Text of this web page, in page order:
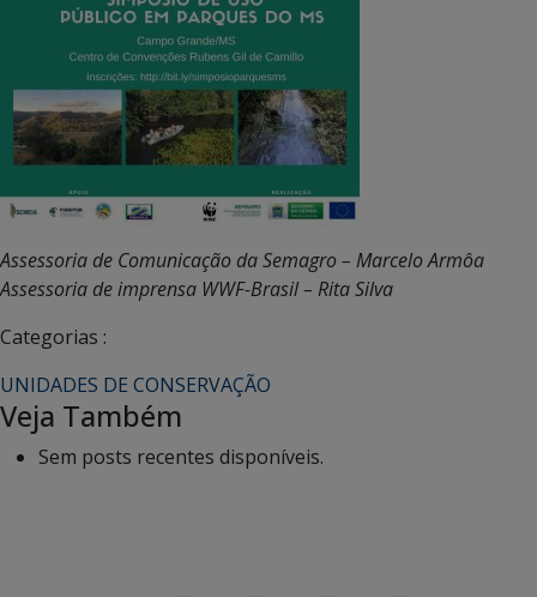
Assessoria de Comunicação da Semagro – Marcelo Armôa
Assessoria de imprensa WWF-Brasil – Rita Silva
Categorias :
UNIDADES DE CONSERVAÇÃO
Veja Também
Sem posts recentes disponíveis.